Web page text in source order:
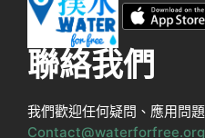
聯絡我們
我們歡迎任何疑問、應用問
Contact@waterforfree.org